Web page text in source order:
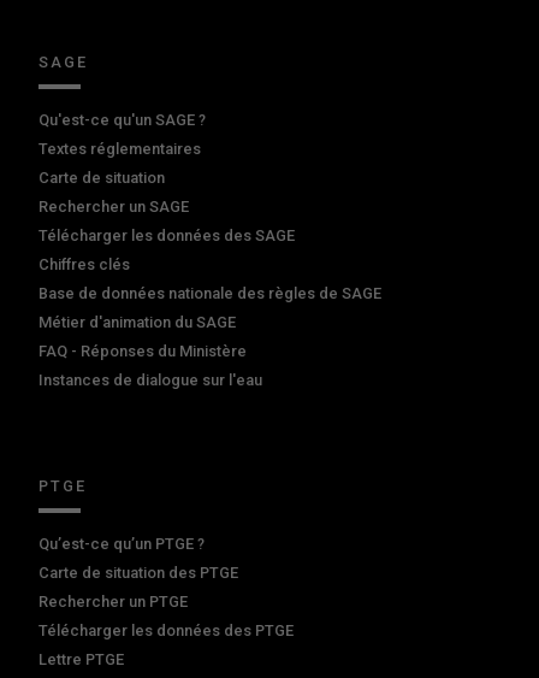
SAGE
Qu'est-ce qu'un SAGE ?
Textes réglementaires
Carte de situation
Rechercher un SAGE
Télécharger les données des SAGE
Chiffres clés
Base de données nationale des règles de SAGE
Métier d'animation du SAGE
FAQ - Réponses du Ministère
Instances de dialogue sur l'eau
PTGE
Qu’est-ce qu’un PTGE ?
Carte de situation des PTGE
Rechercher un PTGE
Télécharger les données des PTGE
Lettre PTGE